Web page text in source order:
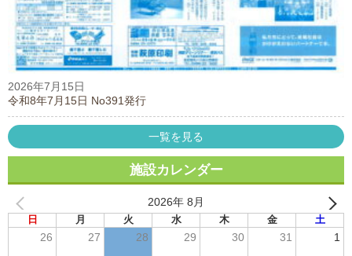
2026年7月15日
令和8年7月15日 No391発行
一覧を見る
施設カレンダー
2026年 8月
日 月 火 水 木 金 土
26 27 28 29 30 31 1